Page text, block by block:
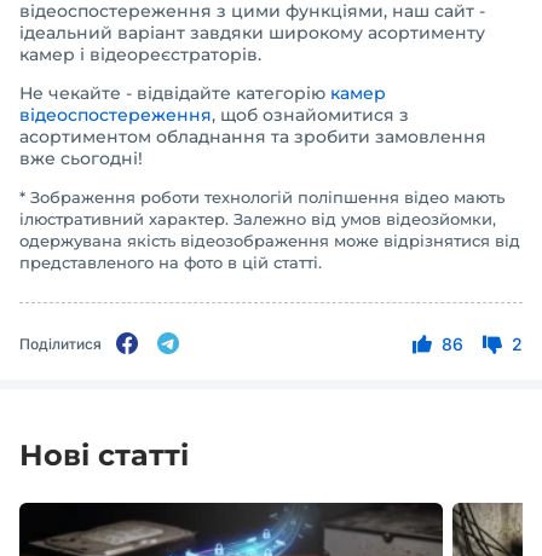
відеоспостереження з цими функціями, наш сайт -
ідеальний варіант завдяки широкому асортименту
камер і відеореєстраторів.
Не чекайте - відвідайте категорію камер
відеоспостереження, щоб ознайомитися з
асортиментом обладнання та зробити замовлення
вже сьогодні!
* Зображення роботи технологій поліпшення відео мають
ілюстративний характер. Залежно від умов відеозйомки,
одержувана якість відеозображення може відрізнятися від
представленого на фото в цій статті.
Поділитися 86 2
Нові статті